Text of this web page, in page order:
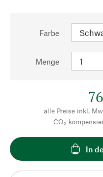
Farbe
Menge
alle Preise inkl.
CO₂-
In